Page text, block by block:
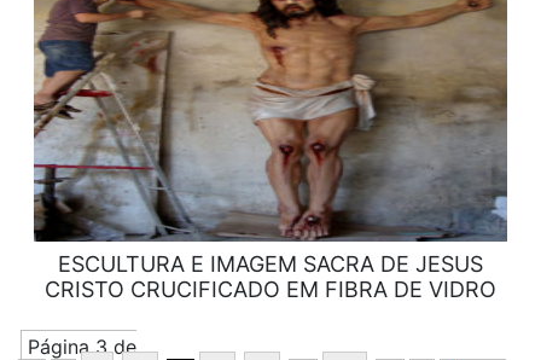
ESCULTURA E IMAGEM SACRA DE JESUS
CRISTO CRUCIFICADO EM FIBRA DE VIDRO
Página 3 de